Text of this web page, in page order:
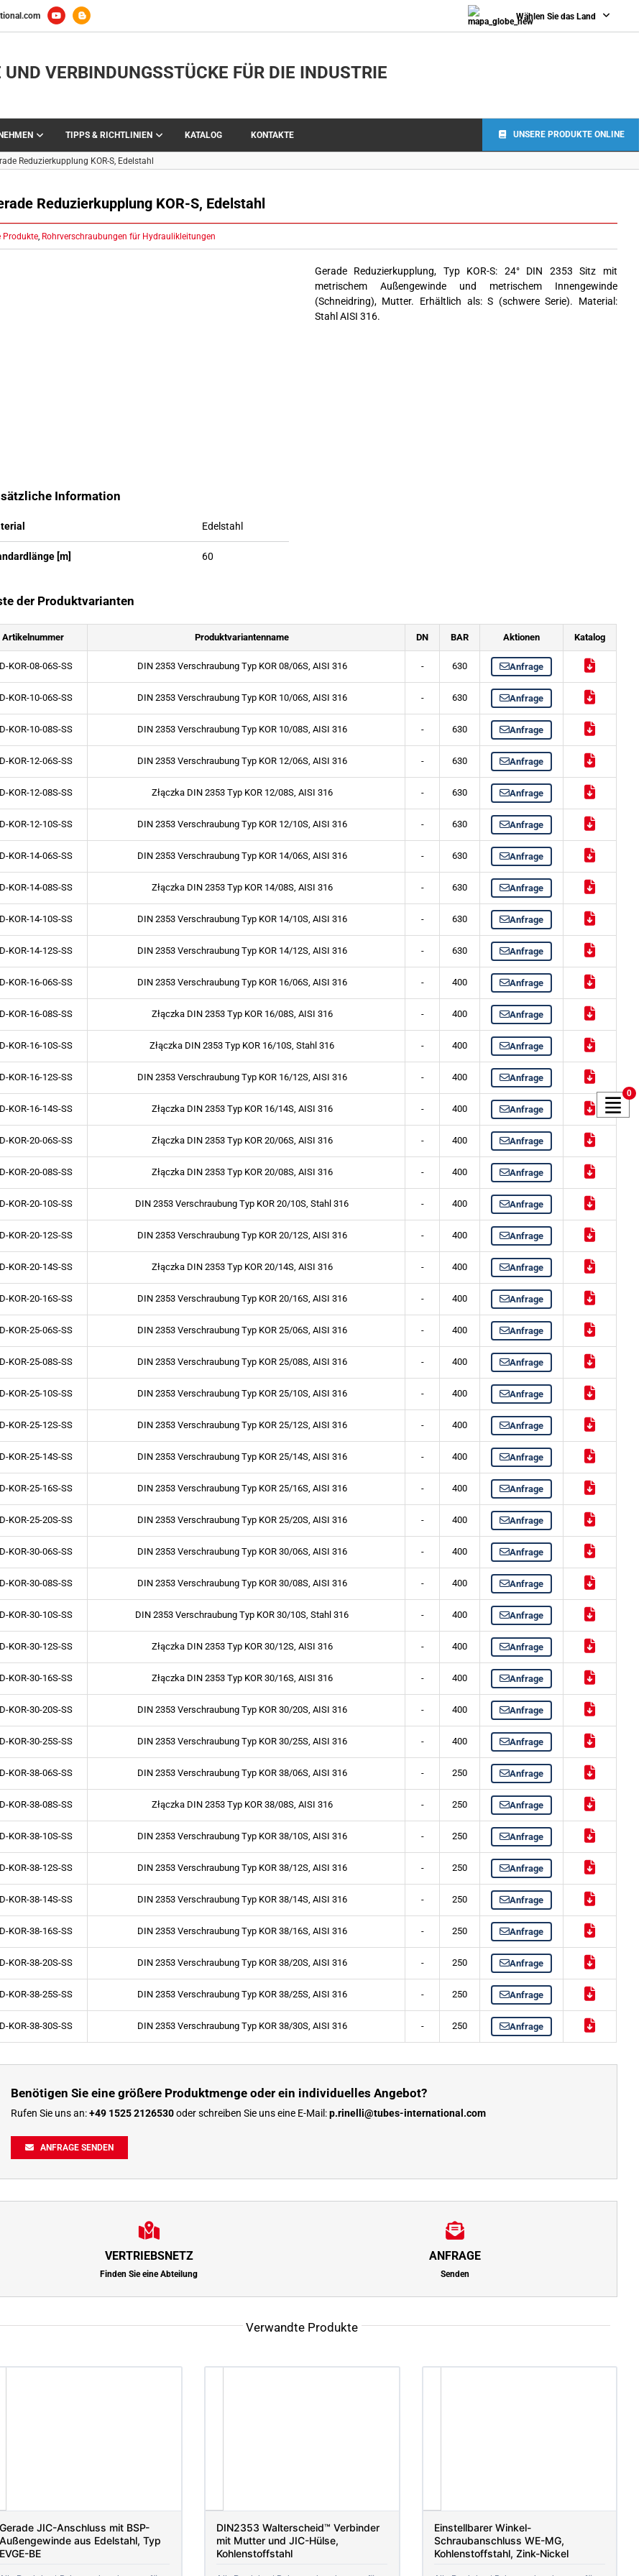
Wählen Sie das Land
VERBINDUNGSSTÜCKE FÜR DIE INDUSTRIE
TIPPS & RICHTLINIEN KATALOG KONTAKTE UNSERE PRODUKTE ONLINE
Reduzierkupplung KOR-S, Edelstahl
Reduzierkupplung KOR-S, Edelstahl
Produkte, Rohrverschraubungen für Hydraulikleitungen
Information
Edelstahl
[m] 60
Gerade Reduzierkupplung, Typ KOR-S: 24° DIN 2353 Sitz mit
metrischem Außengewinde und metrischem Innengewinde
(Schneidring), Mutter. Erhältlich als: S (schwere Serie). Material:
Stahl AISI 316.
der Produktvarianten
Artikelnummer Produktvariantenname DN BAR Aktionen Katalog
KOR-08-06S-SS DIN 2353 Verschraubung Typ KOR 08/06S, AISI 316 - 630 Anfrage
KOR-10-06S-SS DIN 2353 Verschraubung Typ KOR 10/06S, AISI 316 - 630 Anfrage
KOR-10-08S-SS DIN 2353 Verschraubung Typ KOR 10/08S, AISI 316 - 630 Anfrage
KOR-12-06S-SS DIN 2353 Verschraubung Typ KOR 12/06S, AISI 316 - 630 Anfrage
KOR-12-08S-SS Złączka DIN 2353 Typ KOR 12/08S, AISI 316 - 630 Anfrage
KOR-12-10S-SS DIN 2353 Verschraubung Typ KOR 12/10S, AISI 316 - 630 Anfrage
KOR-14-06S-SS DIN 2353 Verschraubung Typ KOR 14/06S, AISI 316 - 630 Anfrage
KOR-14-08S-SS Złączka DIN 2353 Typ KOR 14/08S, AISI 316 - 630 Anfrage
KOR-14-10S-SS DIN 2353 Verschraubung Typ KOR 14/10S, AISI 316 - 630 Anfrage
KOR-14-12S-SS DIN 2353 Verschraubung Typ KOR 14/12S, AISI 316 - 630 Anfrage
KOR-16-06S-SS DIN 2353 Verschraubung Typ KOR 16/06S, AISI 316 - 400 Anfrage
KOR-16-08S-SS Złączka DIN 2353 Typ KOR 16/08S, AISI 316 - 400 Anfrage
KOR-16-10S-SS Złączka DIN 2353 Typ KOR 16/10S, Stahl 316 - 400 Anfrage
KOR-16-12S-SS DIN 2353 Verschraubung Typ KOR 16/12S, AISI 316 - 400 Anfrage
KOR-16-14S-SS Złączka DIN 2353 Typ KOR 16/14S, AISI 316 - 400 Anfrage
KOR-20-06S-SS Złączka DIN 2353 Typ KOR 20/06S, AISI 316 - 400 Anfrage
KOR-20-08S-SS Złączka DIN 2353 Typ KOR 20/08S, AISI 316 - 400 Anfrage
KOR-20-10S-SS DIN 2353 Verschraubung Typ KOR 20/10S, Stahl 316 - 400 Anfrage
KOR-20-12S-SS DIN 2353 Verschraubung Typ KOR 20/12S, AISI 316 - 400 Anfrage
KOR-20-14S-SS Złączka DIN 2353 Typ KOR 20/14S, AISI 316 - 400 Anfrage
KOR-20-16S-SS DIN 2353 Verschraubung Typ KOR 20/16S, AISI 316 - 400 Anfrage
KOR-25-06S-SS DIN 2353 Verschraubung Typ KOR 25/06S, AISI 316 - 400 Anfrage
KOR-25-08S-SS DIN 2353 Verschraubung Typ KOR 25/08S, AISI 316 - 400 Anfrage
KOR-25-10S-SS DIN 2353 Verschraubung Typ KOR 25/10S, AISI 316 - 400 Anfrage
KOR-25-12S-SS DIN 2353 Verschraubung Typ KOR 25/12S, AISI 316 - 400 Anfrage
KOR-25-14S-SS DIN 2353 Verschraubung Typ KOR 25/14S, AISI 316 - 400 Anfrage
KOR-25-16S-SS DIN 2353 Verschraubung Typ KOR 25/16S, AISI 316 - 400 Anfrage
KOR-25-20S-SS DIN 2353 Verschraubung Typ KOR 25/20S, AISI 316 - 400 Anfrage
KOR-30-06S-SS DIN 2353 Verschraubung Typ KOR 30/06S, AISI 316 - 400 Anfrage
KOR-30-08S-SS DIN 2353 Verschraubung Typ KOR 30/08S, AISI 316 - 400 Anfrage
KOR-30-10S-SS DIN 2353 Verschraubung Typ KOR 30/10S, Stahl 316 - 400 Anfrage
KOR-30-12S-SS Złączka DIN 2353 Typ KOR 30/12S, AISI 316 - 400 Anfrage
KOR-30-16S-SS Złączka DIN 2353 Typ KOR 30/16S, AISI 316 - 400 Anfrage
KOR-30-20S-SS DIN 2353 Verschraubung Typ KOR 30/20S, AISI 316 - 400 Anfrage
KOR-30-25S-SS DIN 2353 Verschraubung Typ KOR 30/25S, AISI 316 - 400 Anfrage
KOR-38-06S-SS DIN 2353 Verschraubung Typ KOR 38/06S, AISI 316 - 250 Anfrage
KOR-38-08S-SS Złączka DIN 2353 Typ KOR 38/08S, AISI 316 - 250 Anfrage
KOR-38-10S-SS DIN 2353 Verschraubung Typ KOR 38/10S, AISI 316 - 250 Anfrage
KOR-38-12S-SS DIN 2353 Verschraubung Typ KOR 38/12S, AISI 316 - 250 Anfrage
KOR-38-14S-SS DIN 2353 Verschraubung Typ KOR 38/14S, AISI 316 - 250 Anfrage
KOR-38-16S-SS DIN 2353 Verschraubung Typ KOR 38/16S, AISI 316 - 250 Anfrage
KOR-38-20S-SS DIN 2353 Verschraubung Typ KOR 38/20S, AISI 316 - 250 Anfrage
KOR-38-25S-SS DIN 2353 Verschraubung Typ KOR 38/25S, AISI 316 - 250 Anfrage
KOR-38-30S-SS DIN 2353 Verschraubung Typ KOR 38/30S, AISI 316 - 250 Anfrage
Benötigen Sie eine größere Produktmenge oder ein individuelles Angebot?
Rufen Sie uns an:+49 1525 2126530oder schreiben Sie uns eine E-Mail:p.rinelli@tubes-international.com
ANFRAGE SENDEN
VERTRIEBSNETZ
Finden Sie eine Abteilung
ANFRAGE
Senden
Verwandte Produkte
Gerade JIC-Anschluss mit BSP-
Außengewinde aus Edelstahl, Typ
EVGE-BE
DIN2353 Walterscheid™ Verbinder
mit Mutter und JIC-Hülse,
Kohlenstoffstahl
Einstellbarer Winkel-
Schraubanschluss WE-MG,
Kohlenstoffstahl, Zink-Nickel
0